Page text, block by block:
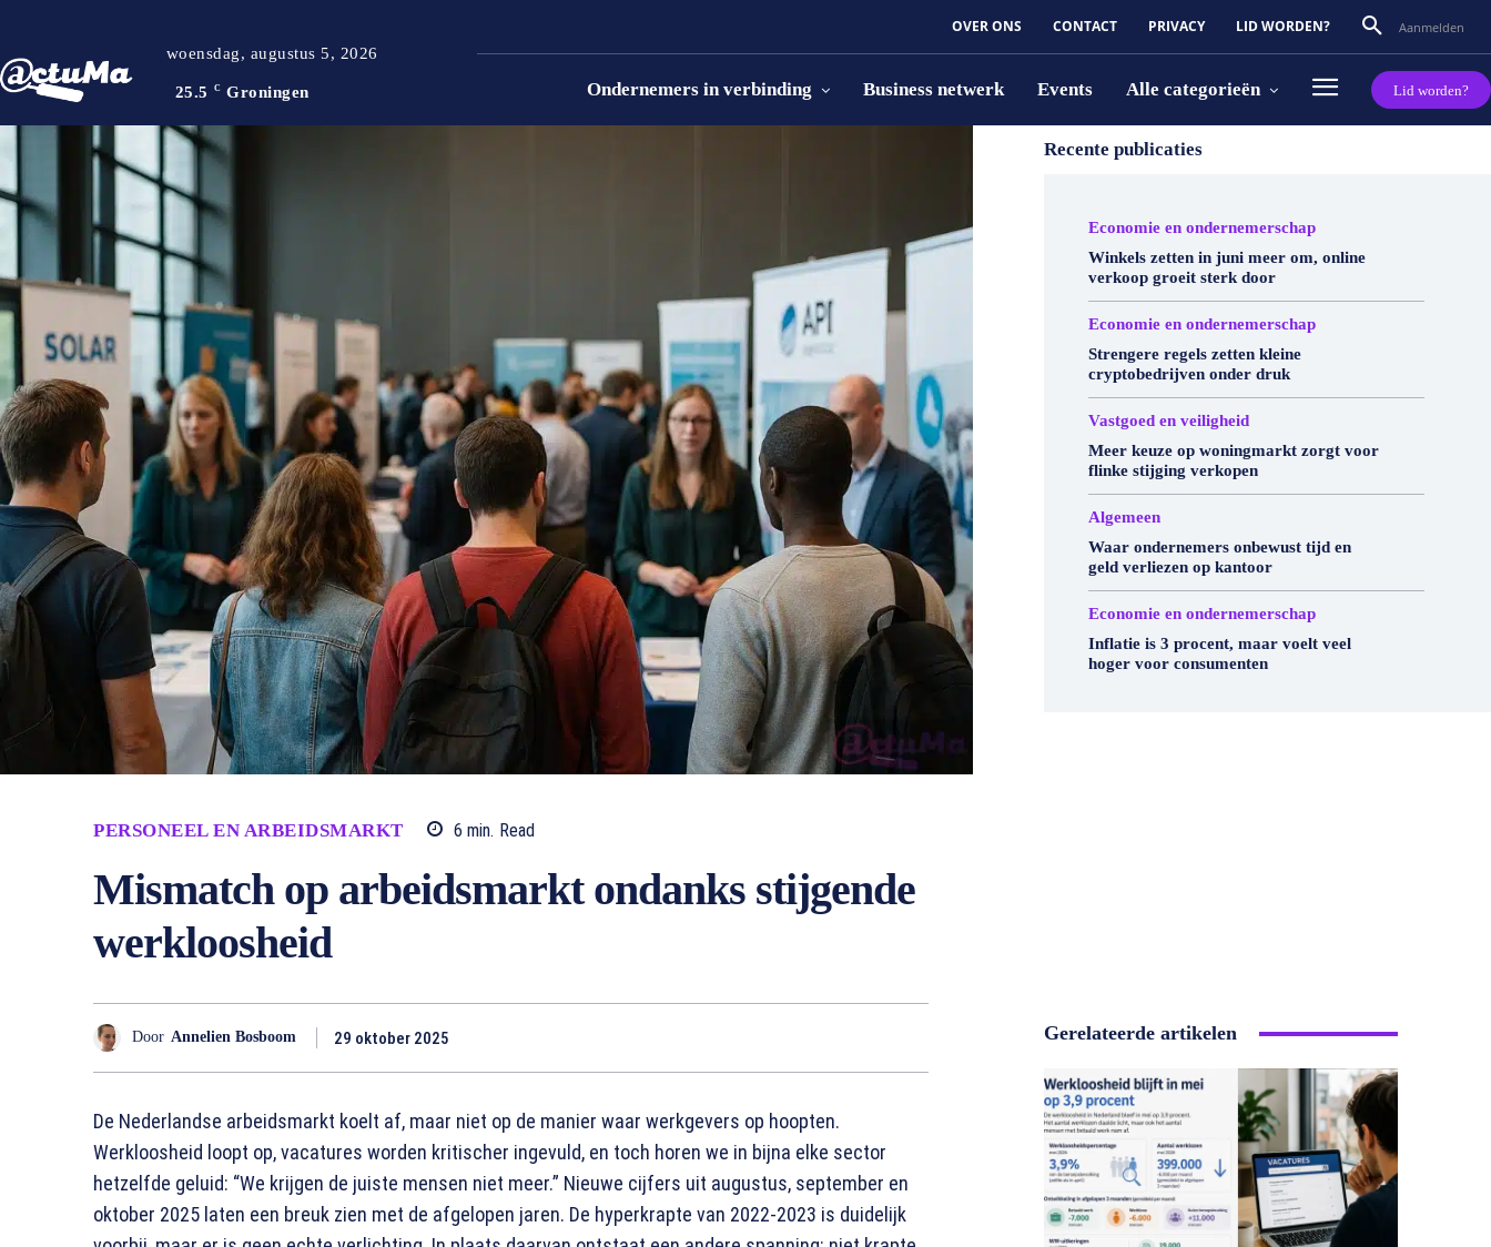
woensdag, augustus 5, 2026
25.5 C Groningen
OVER ONS CONTACT PRIVACY LID WORDEN? Aanmelden
Ondernemers in verbinding Business netwerk Events Alle categorieën Lid worden?
PERSONEEL EN ARBEIDSMARKT 6 min. Read
Mismatch op arbeidsmarkt ondanks stijgende
werkloosheid
Door Annelien Bosboom 29 oktober 2025
De Nederlandse arbeidsmarkt koelt af, maar niet op de manier waar werkgevers op hoopten.
Werkloosheid loopt op, vacatures worden kritischer ingevuld, en toch horen we in bijna elke sector
hetzelfde geluid: “We krijgen de juiste mensen niet meer.” Nieuwe cijfers uit augustus, september en
oktober 2025 laten een breuk zien met de afgelopen jaren. De hyperkrapte van 2022-2023 is duidelijk
Recente publicaties
Economie en ondernemerschap
Winkels zetten in juni meer om, online
verkoop groeit sterk door
Economie en ondernemerschap
Strengere regels zetten kleine
cryptobedrijven onder druk
Vastgoed en veiligheid
Meer keuze op woningmarkt zorgt voor
flinke stijging verkopen
Algemeen
Waar ondernemers onbewust tijd en
geld verliezen op kantoor
Economie en ondernemerschap
Inflatie is 3 procent, maar voelt veel
hoger voor consumenten
Gerelateerde artikelen